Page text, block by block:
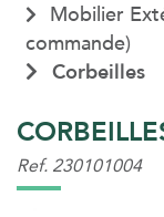
Mobilier
commande)
Corbeilles
Ref. 230101004